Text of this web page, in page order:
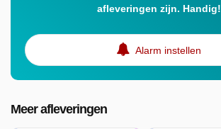
afleveringen zijn. Handig!
Alarm instellen
Meer afleveringen